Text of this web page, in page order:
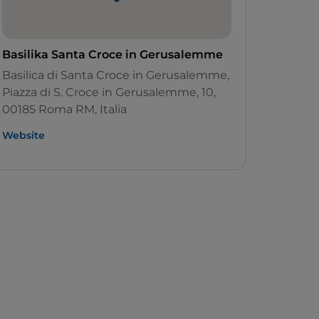
Basilika Santa Croce in Gerusalemme
Basilica di Santa Croce in Gerusalemme,
Piazza di S. Croce in Gerusalemme, 10,
00185 Roma RM, Italia
Website